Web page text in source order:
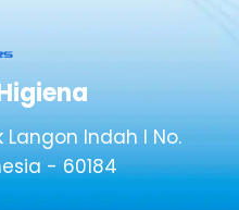
Indah I No.
- 60184